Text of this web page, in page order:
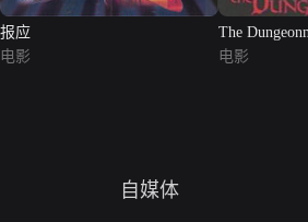
报应
电影
The
电影
自媒体